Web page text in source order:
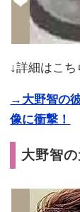
↓詳細はこち
→大野智の
像に衝撃！
大野智